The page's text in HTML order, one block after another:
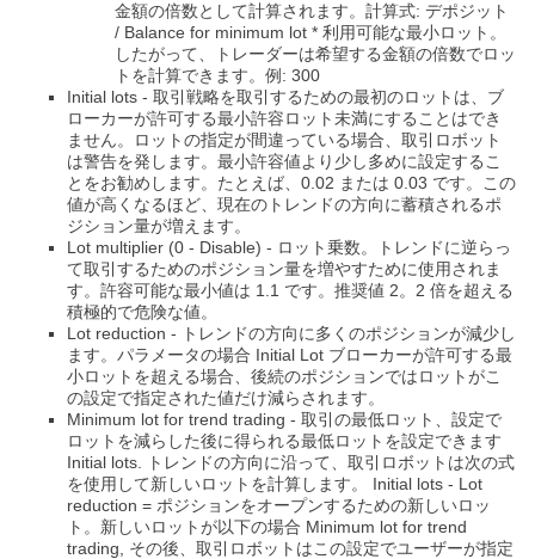
金額の倍数として計算されます。計算式: デポジット
/ Balance for minimum lot * 利用可能な最小ロット。
したがって、トレーダーは希望する金額の倍数でロッ
トを計算できます。例: 300
Initial lots - 取引戦略を取引するための最初のロットは、ブ
ローカーが許可する最小許容ロット未満にすることはでき
ません。ロットの指定が間違っている場合、取引ロボット
は警告を発します。最小許容値より少し多めに設定するこ
とをお勧めします。たとえば、0.02 または 0.03 です。この
値が高くなるほど、現在のトレンドの方向に蓄積されるポ
ジション量が増えます。
Lot multiplier (0 - Disable) - ロット乗数。トレンドに逆らっ
て取引するためのポジション量を増やすために使用されま
す。許容可能な最小値は 1.1 です。推奨値 2。2 倍を超える
積極的で危険な値。
Lot reduction - トレンドの方向に多くのポジションが減少し
ます。パラメータの場合 Initial Lot ブローカーが許可する最
小ロットを超える場合、後続のポジションではロットがこ
の設定で指定された値だけ減らされます。
Minimum lot for trend trading - 取引の最低ロット、設定で
ロットを減らした後に得られる最低ロットを設定できます
Initial lots. トレンドの方向に沿って、取引ロボットは次の式
を使用して新しいロットを計算します。 Initial lots - Lot
reduction = ポジションをオープンするための新しいロッ
ト。新しいロットが以下の場合 Minimum lot for trend
trading, その後、取引ロボットはこの設定でユーザーが指定